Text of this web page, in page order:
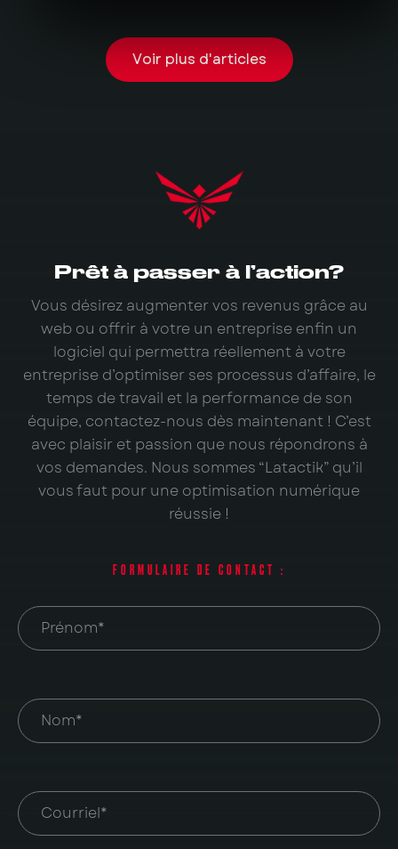
Voir plus d'articles
Prêt à passer à l’action?
Vous désirez augmenter vos revenus grâce au
web ou offrir à votre un entreprise enfin un
logiciel qui permettra réellement à votre
entreprise d’optimiser ses processus d’affaire, le
temps de travail et la performance de son
équipe, contactez-nous dès maintenant ! C’est
avec plaisir et passion que nous répondrons à
vos demandes. Nous sommes “Latactik” qu’il
vous faut pour une optimisation numérique
réussie !
FORMULAIRE DE CONTACT :